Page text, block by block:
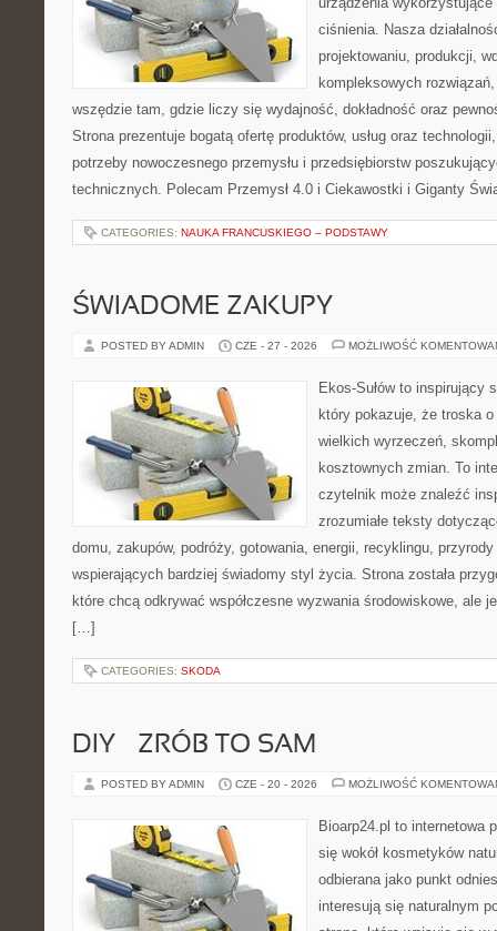
ciśnienia. Nasza
projektowaniu, produkcji,
kompleksowych
wszędzie tam, gdzie liczy się wydajność, dokładność oraz
Strona prezentuje bogatą ofertę produktów, usług oraz
potrzeby nowoczesnego przemysłu i przedsiębiorstw
technicznych. Polecam Przemysł 4.0 i Ciekawostki i Giganty
CATEGORIES: NAUKA FRANCUSKIEGO – PODSTAWY
ŚWIADOME ZAKUPY
POSTED BY ADMIN CZE - 27 - 2026 MOŻLIWOŚĆ
Ekos-Sułów to inspirujący
który pokazuje, że troska
wielkich wyrzeczeń,
kosztownych zmian. To
czytelnik może znaleźć
zrozumiałe teksty
domu, zakupów, podróży, gotowania, energii, recyklingu,
wspierających bardziej świadomy styl życia. Strona została
które chcą odkrywać współczesne wyzwania środowiskowe, ale
[…]
CATEGORIES: SKODA
DIY – ZRÓB TO SAM
POSTED BY ADMIN CZE - 20 - 2026 MOŻLIWOŚĆ
Bioarp24.pl to internetowa
się wokół kosmetyków
odbierana jako punkt
interesują się naturalnym